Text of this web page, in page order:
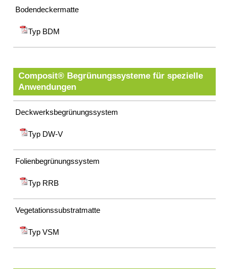
Bodendeckermatte
Typ BDM
Composit® Begrünungssysteme für spezielle
Anwendungen
Deckwerksbegrünungssystem
Typ DW-V
Folienbegrünungssystem
Typ RRB
Vegetationssubstratmatte
Typ VSM